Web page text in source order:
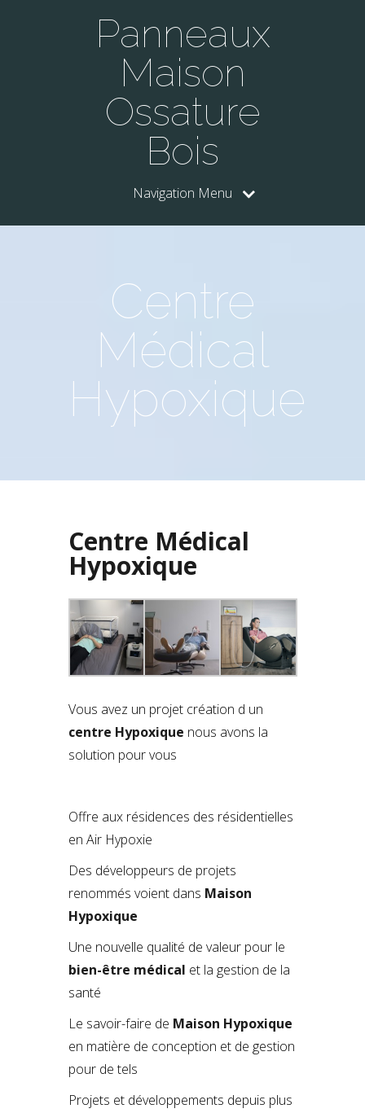
Panneaux
Maison
Ossature
Bois
Navigation Menu
Centre
Médical
Hypoxique
Centre Médical
Hypoxique
Vous avez un projet création d un
centre Hypoxique nous avons la
solution pour vous
Offre aux résidences des résidentielles
en Air Hypoxie
Des développeurs de projets
renommés voient dans Maison
Hypoxique
Une nouvelle qualité de valeur pour le
bien-être médical et la gestion de la
santé
Le savoir-faire de Maison Hypoxique
en matière de conception et de gestion
pour de tels
Projets et développements depuis plus